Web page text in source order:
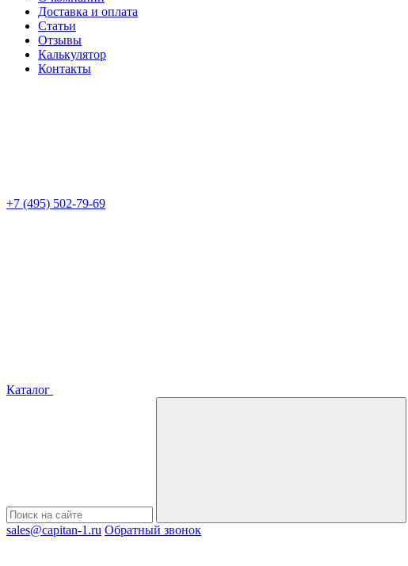
Доставка и оплата
Статьи
Отзывы
Калькулятор
Контакты
+7 (495) 502-79-69
Каталог
sales@capitan-1.ru Обратный звонок